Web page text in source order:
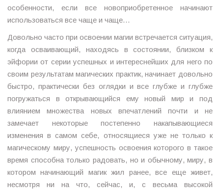
особенности, если все новоприобретенное начинают
использоваться все чаще и чаще…
Довольно часто при освоении магии встречается ситуация,
когда осваивающий, находясь в состоянии, близком к
эйфории от серии успешных и интереснейших для него по
своим результатам магических практик, начинает довольно
быстро, практически без оглядки и все глубже и глубже
погружаться в открывающийся ему новый мир и под
влиянием множества новых впечатлений почти и не
замечает некоторые постепенно накапывающиеся
изменения в самом себе, относящиеся уже не только к
магическому миру, успешность освоения которого в такое
время способна только радовать, но и обычному, миру, в
котором начинающий магик жил ранее, все еще живет,
несмотря ни на что, сейчас, и, с весьма высокой